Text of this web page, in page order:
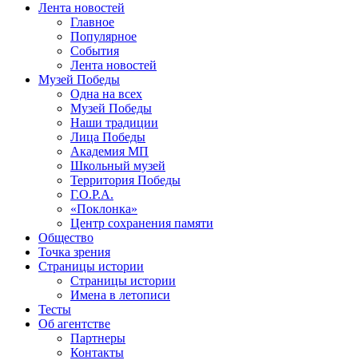
Лента новостей
Главное
Популярное
События
Лента новостей
Музей Победы
Одна на всех
Музей Победы
Наши традиции
Лица Победы
Академия МП
Школьный музей
Территория Победы
Г.О.Р.А.
«Поклонка»
Центр сохранения памяти
Общество
Точка зрения
Страницы истории
Страницы истории
Имена в летописи
Тесты
Об агентстве
Партнеры
Контакты